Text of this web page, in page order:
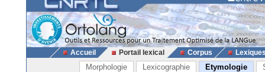
Accueil Portail lexical Corpus
Morphologie Lexicographie Etymologie